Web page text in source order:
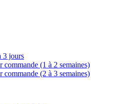
3 jours
commande (1 à 2 semaines)
commande (2 à 3 semaines)